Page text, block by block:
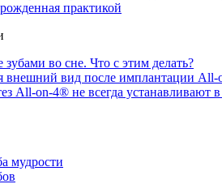
практикой
во сне. Что с этим делать?
внешний вид после имплантации All-
All-on-4® не всегда устанавливают
мудрости